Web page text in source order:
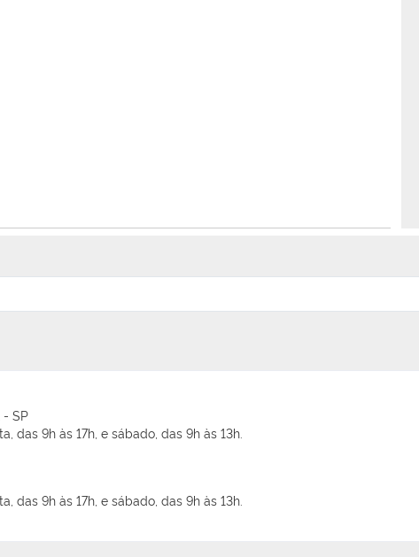
- SP
das 9h às 17h, e sábado, das 9h às 13h.
das 9h às 17h, e sábado, das 9h às 13h.